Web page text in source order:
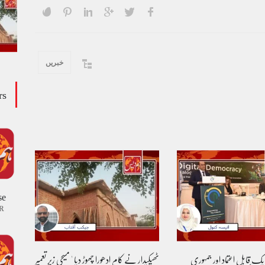
خبریں
ٹھیکیدار نے کام ادھورا چھوڑ دیا ' مسیحی زیر تعمیر قابل اعتماد اور جمہوری